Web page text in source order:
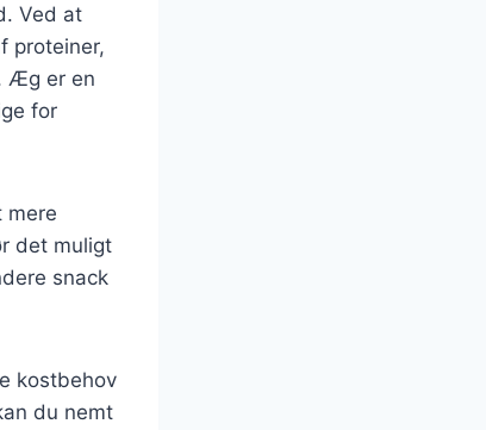
Ved at
proteiner,
Æg er en
for
mere
det muligt
snack
kostbehov
du nemt